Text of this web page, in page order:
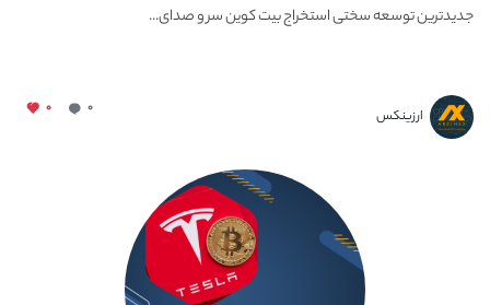
جدیدترین توسعه سختی استخراج بیت کوین سر و صدای...
ارزینکس ۰ ۰